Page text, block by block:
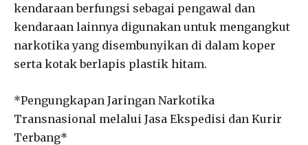
kendaraan berfungsi sebagai pengawal dan
kendaraan lainnya digunakan untuk mengangkut
narkotika yang disembunyikan di dalam koper
serta kotak berlapis plastik hitam.
*Pengungkapan Jaringan Narkotika
Transnasional melalui Jasa Ekspedisi dan Kurir
Terbang*